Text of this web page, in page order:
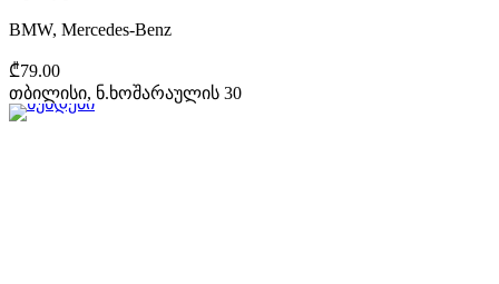
BMW, Mercedes-Benz
₾79.00
თბილისი, ნ.ხოშარაულის 30